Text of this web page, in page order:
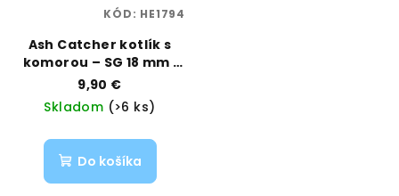
Ash Catcher kotlík s
komorou – SG 18 mm |
Black Leaf | Vaporama
9,90 €
Skladom (>6 ks)
Do košíka
KÓD: HE1794